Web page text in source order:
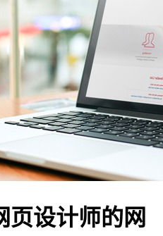
页设计师的网